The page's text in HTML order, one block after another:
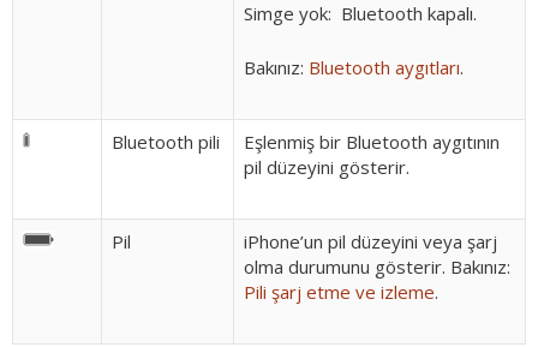
Simge yok: Bluetooth kapalı.
Bakınız: Bluetooth aygıtları.
Bluetooth pili
Eşlenmiş bir Bluetooth aygıtının
pil düzeyini gösterir.
Pil
iPhone’un pil düzeyini veya şarj
olma durumunu gösterir. Bakınız:
Pili şarj etme ve izleme.